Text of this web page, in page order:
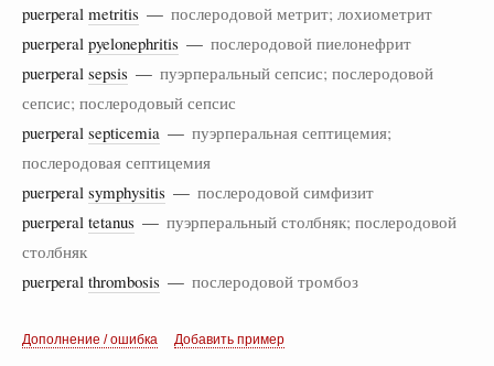
puerperal metritis — послеродовой метрит; лохиометрит
puerperal pyelonephritis — послеродовой пиелонефрит
puerperal sepsis — пуэрперальный сепсис; послеродовой
сепсис; послеродовый сепсис
puerperal septicemia — пуэрперальная септицемия;
послеродовая септицемия
puerperal symphysitis — послеродовой симфизит
puerperal tetanus — пуэрперальный столбняк; послеродовой
столбняк
puerperal thrombosis — послеродовой тромбоз
Дополнение / ошибка Добавить пример